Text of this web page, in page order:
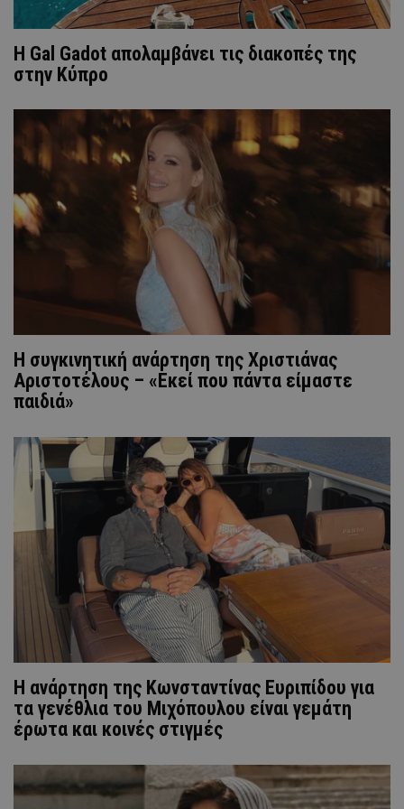
Η Gal Gadot απολαμβάνει τις διακοπές της
στην Κύπρο
H συγκινητική ανάρτηση της Χριστιάνας
Αριστοτέλους – «Εκεί που πάντα είμαστε
παιδιά»
Η ανάρτηση της Kωνσταντίνας Ευριπίδου για
τα γενέθλια του Μιχόπουλου είναι γεμάτη
έρωτα και κοινές στιγμές